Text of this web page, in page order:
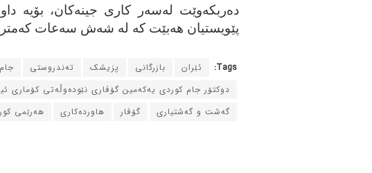
دەربكەوێت لەسەر كاری جینەكان، بۆیە
پێویستیان هەبێت كە لە شەش سەعات كەمتر
Tags: ئێران بازرگانی پزیشک ته‌ندروستی
دوکتۆر جام کوردی یه‌که‌مین گۆڤاری نێوده‌وڵه‌تی کۆماری
گه‌شت و گه‌شتیاری
گۆڤار هاورده‌کاری هه‌رێمی